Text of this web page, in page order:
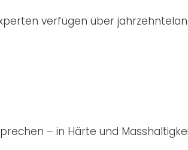
verfügen über
– in Härte und